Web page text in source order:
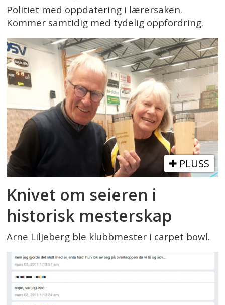
Politiet med oppdatering i lærersaken.
Kommer samtidig med tydelig oppfordring.
PLUSS
Knivet om seieren i
historisk mesterskap
Arne Liljeberg ble klubbmester i carpet bowl.